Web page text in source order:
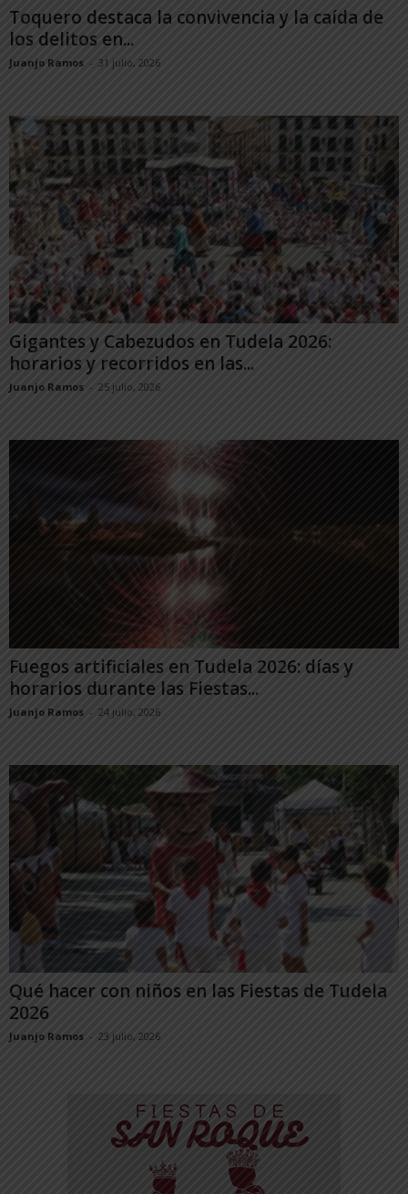
Toquero destaca la convivencia y la caída de
los delitos en...
Juanjo Ramos - 31 julio, 2026
Gigantes y Cabezudos en Tudela 2026:
horarios y recorridos en las...
Juanjo Ramos - 25 julio, 2026
Fuegos artificiales en Tudela 2026: días y
horarios durante las Fiestas...
Juanjo Ramos - 24 julio, 2026
Qué hacer con niños en las Fiestas de Tudela
2026
Juanjo Ramos - 23 julio, 2026